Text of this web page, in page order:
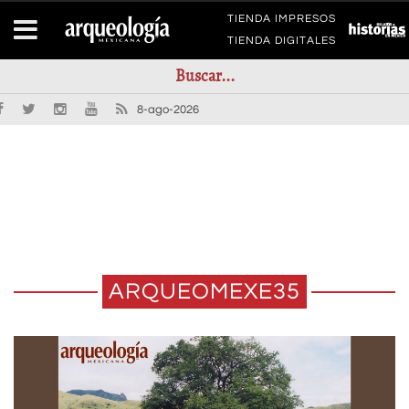
TIENDA IMPRESOS
TIENDA DIGITALES
8-ago-2026
ARQUEOMEXE35